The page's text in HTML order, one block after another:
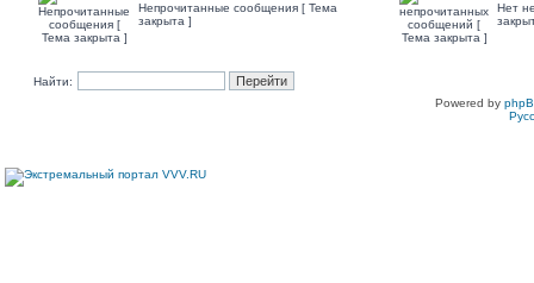
Непрочитанные сообщения [ Тема
закрыта ]
Нет
Найти:
Powered by